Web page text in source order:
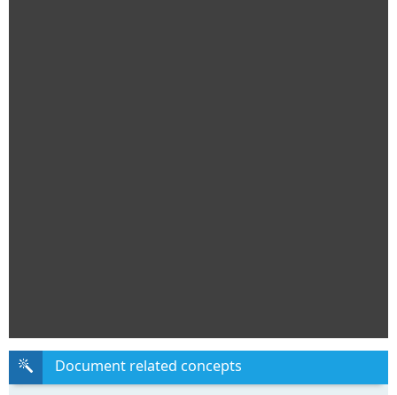
Document related concepts